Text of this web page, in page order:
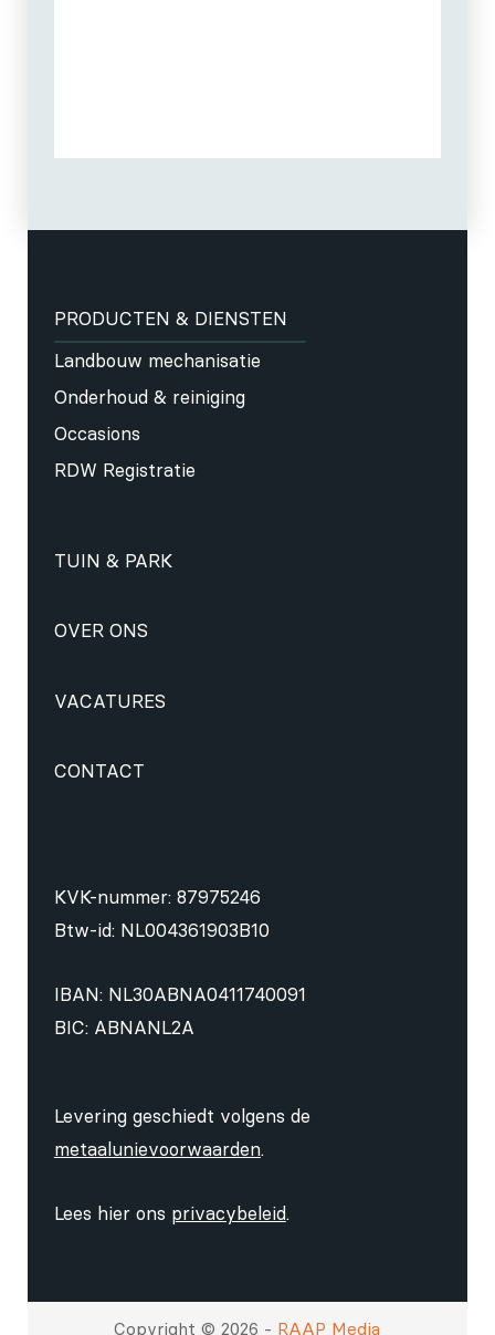
PRODUCTEN & DIENSTEN
Landbouw mechanisatie
Onderhoud & reiniging
Occasions
RDW Registratie
TUIN & PARK
OVER ONS
VACATURES
CONTACT
KVK-nummer: 87975246
Btw-id: NL004361903B10
IBAN: NL30ABNA0411740091
BIC: ABNANL2A
Levering geschiedt volgens de
metaalunievoorwaarden.
Lees hier ons privacybeleid.
Copyright © 2026 - RAAP Media